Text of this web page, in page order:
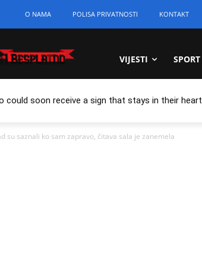
O NAMA POLISA PRIVATNOSTI KONTAKT
VIJESTI SPORT
could soon receive a sign that stays in their heart
su saznali ko sam zapravo, čitava sala je zanemela